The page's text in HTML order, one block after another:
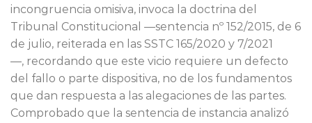
incongruencia omisiva, invoca la doctrina del
Tribunal Constitucional —sentencia nº 152/2015, de 6
de julio, reiterada en las SSTC 165/2020 y 7/2021
—, recordando que este vicio requiere un defecto
del fallo o parte dispositiva, no de los fundamentos
que dan respuesta a las alegaciones de las partes.
Comprobado que la sentencia de instancia analizó